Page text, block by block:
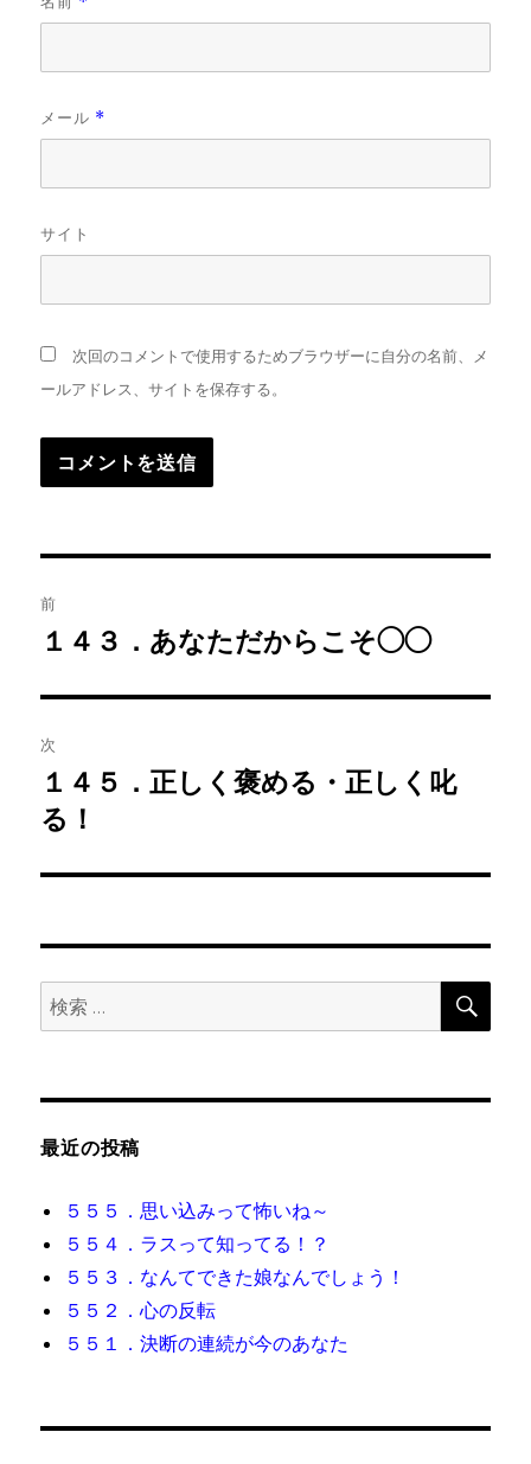
メール *
サイト
次回のコメントで使用するためブラウザーに自分の名前、メ
ールアドレス、サイトを保存する。
稿
ビ
ゲ
ー
シ
ン
前
前
投
稿:
１４３．あなただからこそ◯◯
次
次
の
稿:
１４５．正しく褒める・正しく叱
る！
検
索:
検
最近の投稿
５５５．思い込みって怖いね～
５５４．ラスって知ってる！？
５５３．なんてできた娘なんでしょう！
５５２．心の反転
５５１．決断の連続が今のあなた